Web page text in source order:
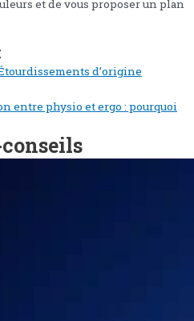
et de vous proposer un plan
d’origine
entre physio et ergo : pourquoi